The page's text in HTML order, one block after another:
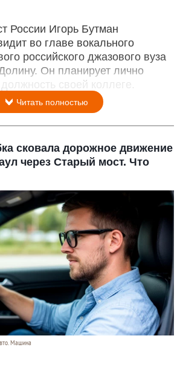
России Игорь Бутман
во главе вокального
российского джазового вуза
Он планирует лично
своей коллеге.
Читать полностью
сковала дорожное движение
через Старый мост. Что
Машина